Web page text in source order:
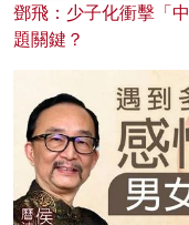
鄧飛：少子化衝擊「
題關鍵？